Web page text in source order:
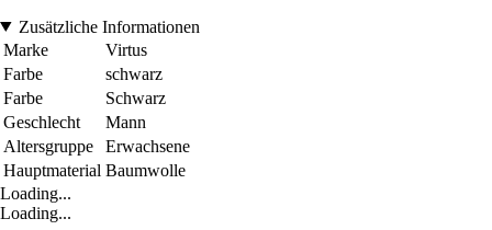
Zusätzliche Informationen
Marke
Virtus
Farbe
schwarz
Farbe
Schwarz
Geschlecht
Mann
Altersgruppe
Erwachsene
Hauptmaterial Baumwolle
Loading...
Loading...